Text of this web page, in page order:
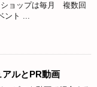
ョップは毎月 複数回
ント ...
アルとPR動画